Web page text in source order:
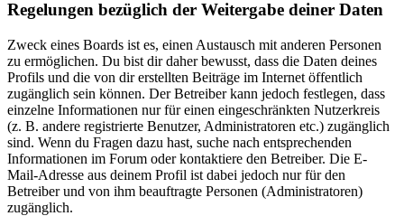
Regelungen bezüglich der Weitergabe deiner Daten
Zweck eines Boards ist es, einen Austausch mit anderen Personen
zu ermöglichen. Du bist dir daher bewusst, dass die Daten deines
Profils und die von dir erstellten Beiträge im Internet öffentlich
zugänglich sein können. Der Betreiber kann jedoch festlegen, dass
einzelne Informationen nur für einen eingeschränkten Nutzerkreis
(z. B. andere registrierte Benutzer, Administratoren etc.) zugänglich
sind. Wenn du Fragen dazu hast, suche nach entsprechenden
Informationen im Forum oder kontaktiere den Betreiber. Die E-
Mail-Adresse aus deinem Profil ist dabei jedoch nur für den
Betreiber und von ihm beauftragte Personen (Administratoren)
zugänglich.